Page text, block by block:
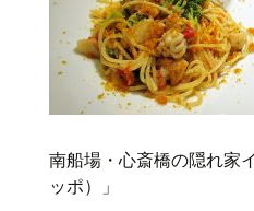
南船場・心斎橋の隠れ家
ッポ）」